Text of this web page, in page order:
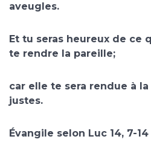
aveugles.
Et tu seras heureux de ce
te rendre la pareille;
car elle te sera rendue à
justes.
Évangile selon Luc 14, 7-14